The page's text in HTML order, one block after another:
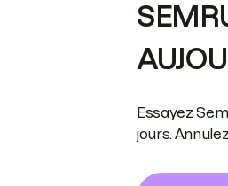
Essayez
jours.